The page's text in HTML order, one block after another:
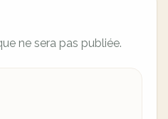
ne sera pas publiée.